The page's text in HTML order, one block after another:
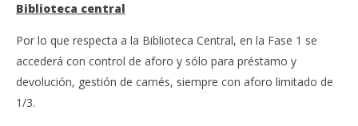
Biblioteca central
Por lo que respecta a la Biblioteca Central, en la Fase 1 se
accederá con control de aforo y sólo para préstamo y
devolución, gestión de carnés, siempre con aforo limitado de
1/3.